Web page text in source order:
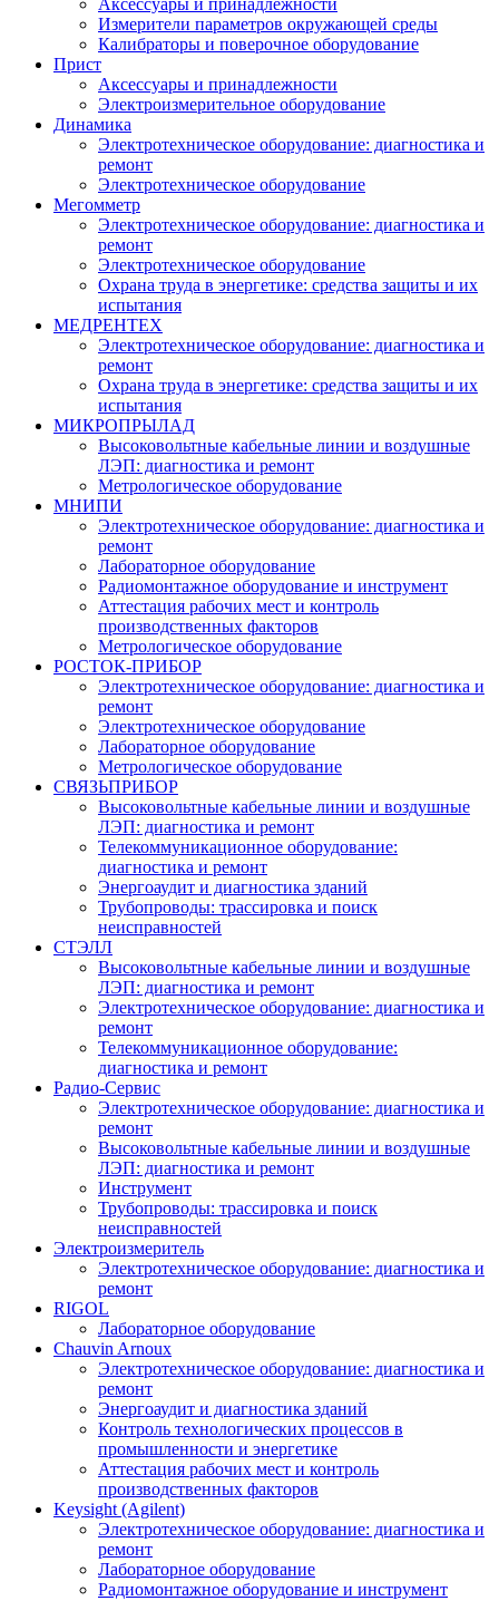
Аксессуары и принадлежности
Измерители параметров окружающей среды
Калибраторы и поверочное оборудование
Прист
Аксессуары и принадлежности
Электроизмерительное оборудование
Динамика
Электротехническое оборудование: диагностика и
ремонт
Электротехническое оборудование
Мегомметр
Электротехническое оборудование: диагностика и
ремонт
Электротехническое оборудование
Охрана труда в энергетике: средства защиты и их
испытания
МЕДРЕНТЕХ
Электротехническое оборудование: диагностика и
ремонт
Охрана труда в энергетике: средства защиты и их
испытания
МИКРОПРЫЛАД
Высоковольтные кабельные линии и воздушные
ЛЭП: диагностика и ремонт
Метрологическое оборудование
МНИПИ
Электротехническое оборудование: диагностика и
ремонт
Лабораторное оборудование
Радиомонтажное оборудование и инструмент
Аттестация рабочих мест и контроль
производственных факторов
Метрологическое оборудование
РОСТОК-ПРИБОР
Электротехническое оборудование: диагностика и
ремонт
Электротехническое оборудование
Лабораторное оборудование
Метрологическое оборудование
СВЯЗЬПРИБОР
Высоковольтные кабельные линии и воздушные
ЛЭП: диагностика и ремонт
Телекоммуникационное оборудование:
диагностика и ремонт
Энергоаудит и диагностика зданий
Трубопроводы: трассировка и поиск
неисправностей
СТЭЛЛ
Высоковольтные кабельные линии и воздушные
ЛЭП: диагностика и ремонт
Электротехническое оборудование: диагностика и
ремонт
Телекоммуникационное оборудование:
диагностика и ремонт
Радио-Cервис
Электротехническое оборудование: диагностика и
ремонт
Высоковольтные кабельные линии и воздушные
ЛЭП: диагностика и ремонт
Инструмент
Трубопроводы: трассировка и поиск
неисправностей
Электроизмеритель
Электротехническое оборудование: диагностика и
ремонт
RIGOL
Лабораторное оборудование
Chauvin Arnoux
Электротехническое оборудование: диагностика и
ремонт
Энергоаудит и диагностика зданий
Контроль технологических процессов в
промышленности и энергетике
Аттестация рабочих мест и контроль
производственных факторов
Keysight (Agilent)
Электротехническое оборудование: диагностика и
ремонт
Лабораторное оборудование
Радиомонтажное оборудование и инструмент